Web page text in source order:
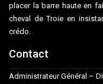
placer la barre haute en
cheval de Troie en
crédo.
Contact
Administrateur Général –